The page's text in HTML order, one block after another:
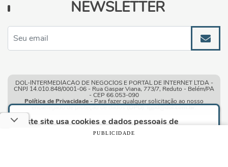
Este site usa cookies e dados pessoais de
acordo com os nossosTermos de Uso e Política
e, ao continuar navegando neste
NEWSLETTER
DOL-INTERMEDIACAO DE NEGOCIOS E PORTAL DE INTERNET LTDA -
CNPJ 14.010.848/0001-06 - Rua Gaspar Viana, 773/7, Reduto - Belém/PA
- CEP 66.053-090
Política de Privacidade - Para fazer qualquer solicitação ao nosso
encarregado de proteção de dados(DPO):lgpd@dol.com.br.
PUBLICIDADE